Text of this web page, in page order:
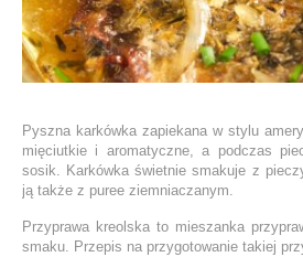
Pyszna karkówka zapiekana w stylu
mięciutkie i aromatyczne, a podczas
sosik. Karkówka świetnie smakuje z
ją także z puree ziemniaczanym.
Przyprawa kreolska to mieszanka
smaku. Przepis na przygotowanie takiej